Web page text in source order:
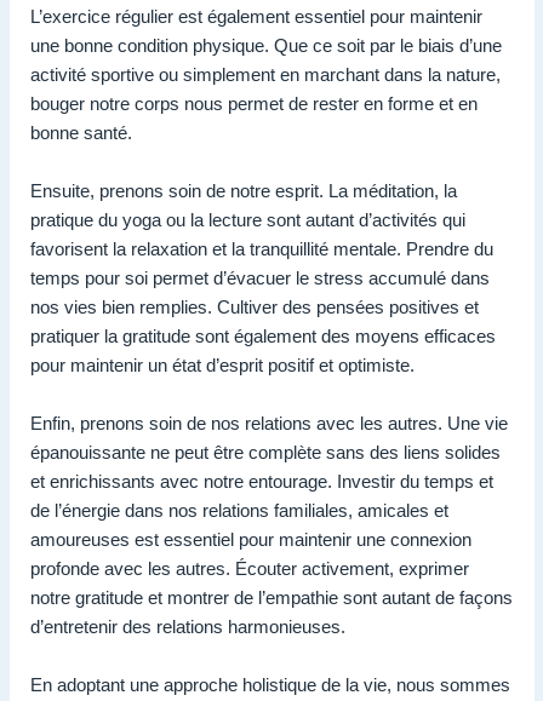
L’exercice régulier est également essentiel pour maintenir
une bonne condition physique. Que ce soit par le biais d’une
activité sportive ou simplement en marchant dans la nature,
bouger notre corps nous permet de rester en forme et en
bonne santé.
Ensuite, prenons soin de notre esprit. La méditation, la
pratique du yoga ou la lecture sont autant d’activités qui
favorisent la relaxation et la tranquillité mentale. Prendre du
temps pour soi permet d’évacuer le stress accumulé dans
nos vies bien remplies. Cultiver des pensées positives et
pratiquer la gratitude sont également des moyens efficaces
pour maintenir un état d’esprit positif et optimiste.
Enfin, prenons soin de nos relations avec les autres. Une vie
épanouissante ne peut être complète sans des liens solides
et enrichissants avec notre entourage. Investir du temps et
de l’énergie dans nos relations familiales, amicales et
amoureuses est essentiel pour maintenir une connexion
profonde avec les autres. Écouter activement, exprimer
notre gratitude et montrer de l’empathie sont autant de façons
d’entretenir des relations harmonieuses.
En adoptant une approche holistique de la vie, nous sommes